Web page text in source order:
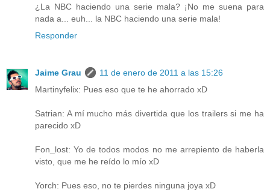
¿La NBC haciendo una serie mala? ¡No me suena para
nada a... euh... la NBC haciendo una serie mala!
Responder
Jaime Grau
11 de enero de 2011 a las 15:26
Martinyfelix: Pues eso que te he ahorrado xD
Satrian: A mí mucho más divertida que los trailers si me ha
parecido xD
Fon_lost: Yo de todos modos no me arrepiento de haberla
visto, que me he reído lo mío xD
Yorch: Pues eso, no te pierdes ninguna joya xD